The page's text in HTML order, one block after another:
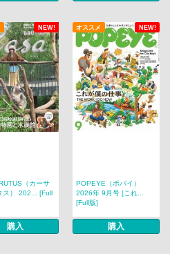
NEW! NEW!
オススメ
（カーサ
ス） 202... [Full
購入
POPEYE（ポパイ）
2026年 9月号 [これ...
[Full版]
購入